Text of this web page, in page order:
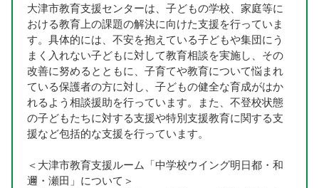
大津市教育支援センターは、子どもの学校、家庭等に
おける教育上の課題の解決に向けた支援を行っていま
す。具体的には、不安を抱えている子どもや集団にう
まく入れない子どもに対して教育相談を実施し、その
改善に努めるとともに、子育てや教育について悩まれ
ている保護者の方に対し、子どもの健全な育成がはか
れるよう相談援助を行っています。また、不登校状態
の子どもたちに対する支援や特別支援教育に関する支
援など包括的な支援を行っています。
＜大津市教育支援ルーム「中学校ウイング明日都・和
邇・瀬田」について＞